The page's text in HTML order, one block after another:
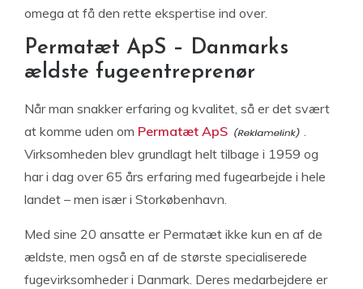
omega at få den rette ekspertise ind over.
Permatæt ApS – Danmarks
ældste fugeentreprenør
Når man snakker erfaring og kvalitet, så er det svært
at komme uden om Permatæt ApS
.
Virksomheden blev grundlagt helt tilbage i 1959 og
har i dag over 65 års erfaring med fugearbejde i hele
landet – men især i Storkøbenhavn.
Med sine 20 ansatte er Permatæt ikke kun en af de
ældste, men også en af de største specialiserede
fugevirksomheder i Danmark. Deres medarbejdere er